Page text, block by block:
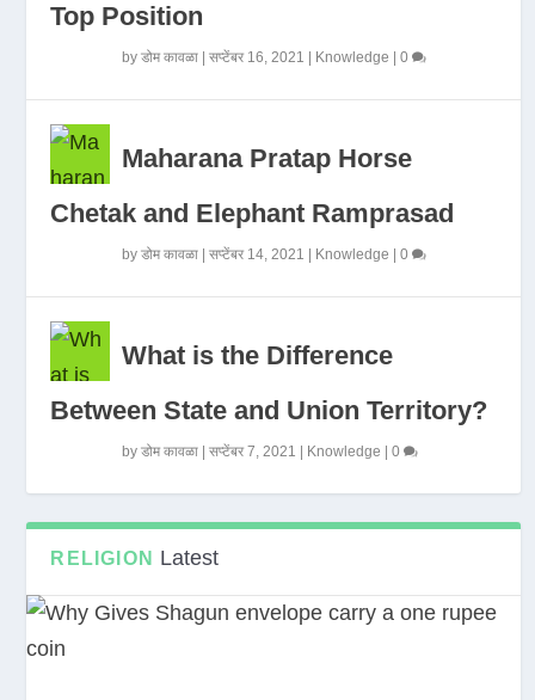
Top Position
byडोम कावळा |सप्टेंबर 16, 2021 Knowledge |0
Maharana Pratap Horse
Chetak and Elephant Ramprasad
byडोम कावळा |सप्टेंबर 14, 2021 Knowledge |0
What is the Difference
Between State and Union Territory?
byडोम कावळा |सप्टेंबर 7, 2021 Knowledge |0
RELIGION Latest